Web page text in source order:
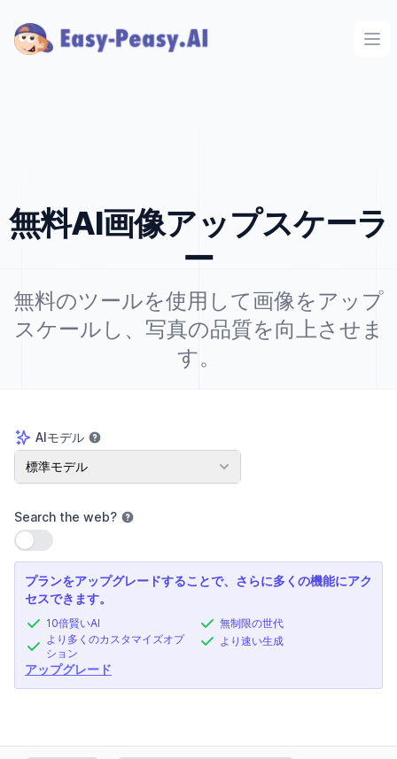
無料AI画像アップスケーラ
ー
無料のツールを使用して画像をアップ
スケールし、写真の品質を向上させま
す。
AIモデル
AIモデル
標準モデル
Search the web?
設定を使用
プランをアップグレードすることで、さらに多くの機能にアク
セスできます。
10倍賢いAI
より多くのカスタマイズオプ
ション
無制限の世代
より速い生成
アップグレード